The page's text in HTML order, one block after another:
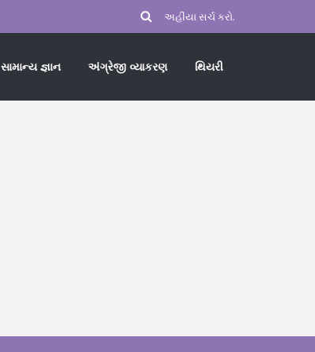
સામાન્ય જ્ઞાન અંગ્રેજી વ્યાકરણ થિયરી